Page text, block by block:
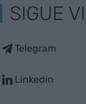
SIGUE
Telegram
Linkedin